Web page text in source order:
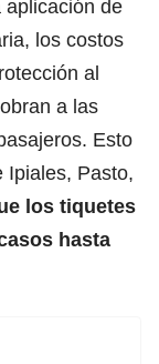
aplicación de
los costos
al
a las
Esto
Ipiales, Pasto,
los tiquetes
hasta